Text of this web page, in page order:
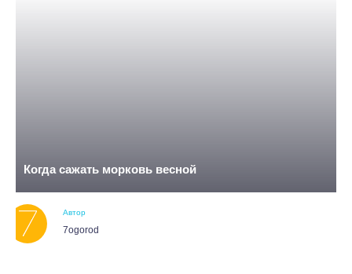
Когда сажать морковь весной
Автор
7ogorod